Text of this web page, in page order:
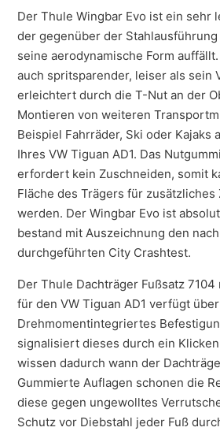
Der Thule Wingbar Evo ist ein sehr
der gegenüber der
seine aerodynamische Form
auch spritsparender, leiser als sein
erleichtert durch die T-Nut an der
Montieren von weiteren
Beispiel Fahrräder, Ski oder Kajaks
Ihres VW Tiguan AD1. Das
erfordert kein Zuschneiden, somit
Fläche des Trägers für
werden. Der Wingbar Evo ist
bestand mit Auszeichnung den
durchgeführten City Crashtest.
Der Thule Dachträger Fußsatz 7104
für den VW Tiguan AD1 verfügt
Drehmomentintegriertes
signalisiert dieses durch ein
wissen dadurch wann der
Gummierte Auflagen schonen die
diese gegen ungewolltes
Schutz vor Diebstahl jeder Fuß